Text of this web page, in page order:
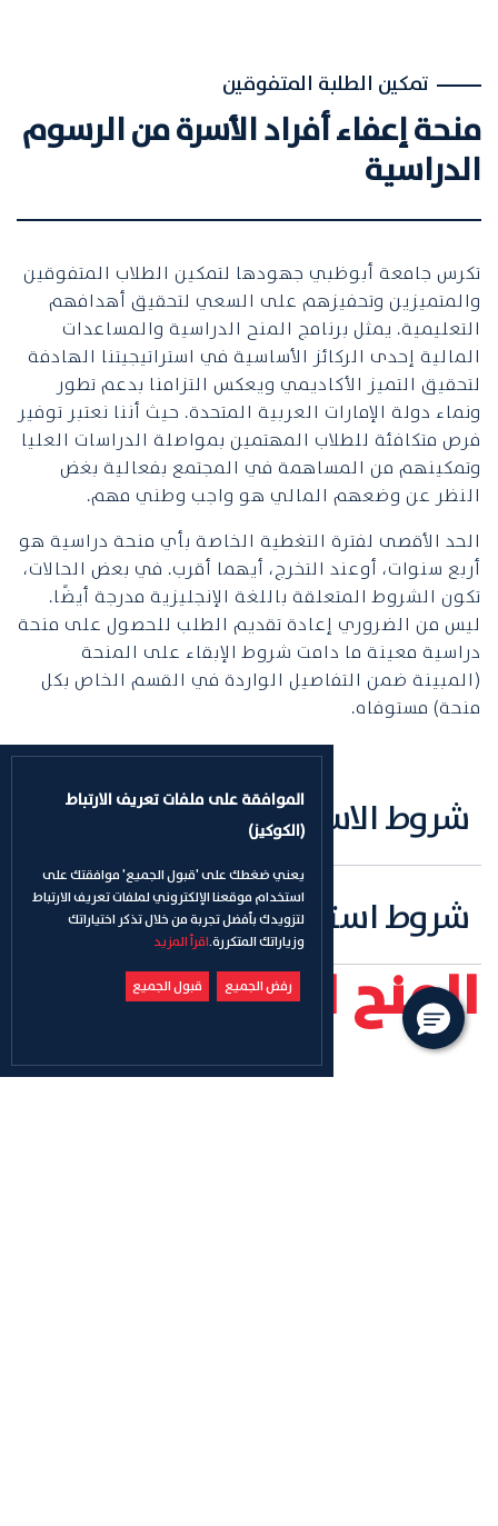
الموافقة على ملفات تعريف الارتباط
(الكوكيز)
يعني ضغطك على 'قبول الجميع' موافقتك على
استخدام موقعنا الإلكتروني لملفات تعريف الارتباط
لتزويدك بأفضل تجربة من خلال تذكر اختياراتك
وزياراتك المتكررة.اقرأ المزيد
رفض الجميع قبول الجميع
تمكين الطلبة المتفوقين
منحة إعفاء أفراد الأسرة من الرسوم
الدراسية
تكرس جامعة أبوظبي جهودها لتمكين الطلاب المتفوقين
والمتميزين وتحفيزهم على السعي لتحقيق أهدافهم
التعليمية. يمثل برنامج المنح الدراسية والمساعدات
المالية إحدى الركائز الأساسية في استراتيجيتنا الهادفة
لتحقيق التميز الأكاديمي ويعكس التزامنا بدعم تطور
ونماء دولة الإمارات العربية المتحدة. حيث أننا نعتبر توفير
فرص متكافئة للطلاب المهتمين بمواصلة الدراسات العليا
وتمكينهم من المساهمة في المجتمع بفعالية بغض
النظر عن وضعهم المالي هو واجب وطني مهم.
الحد الأقصى لفترة التغطية الخاصة بأي منحة دراسية هو
أربع سنوات، أوعند التخرج، أيهما أقرب. في بعض الحالات،
تكون الشروط المتعلقة باللغة الإنجليزية مدرجة أيضًا.
ليس من الضروري إعادة تقديم الطلب للحصول على منحة
دراسية معينة ما دامت شروط الإبقاء على المنحة
(المبينة ضمن التفاصيل الواردة في القسم الخاص بكل
منحة) مستوفاه.
شروط الاستحقاق
شروط استمرارية الاستحقاق
المنح الدراسية
المنح الدراسية